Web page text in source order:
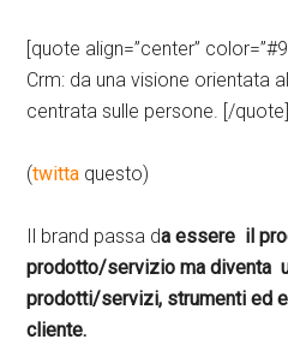
[quote align=”center”
Crm: da una visione orientata
centrata sulle persone. [/quote]
(twitta questo)
Il brand passa da essere il
prodotto/servizio ma diventa
prodotti/servizi, strumenti ed
cliente.